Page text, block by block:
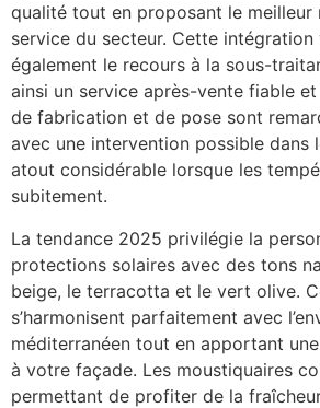
qualité tout en proposant le
service du secteur. Cette
également le recours à la sous-
ainsi un service après-vente fiable
de fabrication et de pose sont
avec une intervention possible dans
atout considérable lorsque les
subitement.
La tendance 2025 privilégie la
protections solaires avec des tons
beige, le terracotta et le vert olive.
s’harmonisent parfaitement avec
méditerranéen tout en apportant
à votre façade. Les moustiquaires
permettant de profiter de la